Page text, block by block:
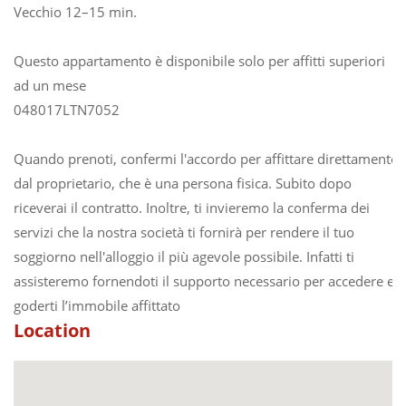
Vecchio 12–15 min.
Questo appartamento è disponibile solo per affitti superiori
ad un mese
048017LTN7052
Quando prenoti, confermi l'accordo per affittare direttamente
dal proprietario, che è una persona fisica. Subito dopo
riceverai il contratto. Inoltre, ti invieremo la conferma dei
servizi che la nostra società ti fornirà per rendere il tuo
soggiorno nell'alloggio il più agevole possibile. Infatti ti
assisteremo fornendoti il supporto necessario per accedere e
goderti l’immobile affittato
Location